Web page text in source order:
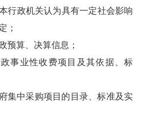
行政机关认为具有一定社会影响
；
预算、决算信息；
政事业性收费项目及其依据、标
府集中采购项目的目录、标准及实